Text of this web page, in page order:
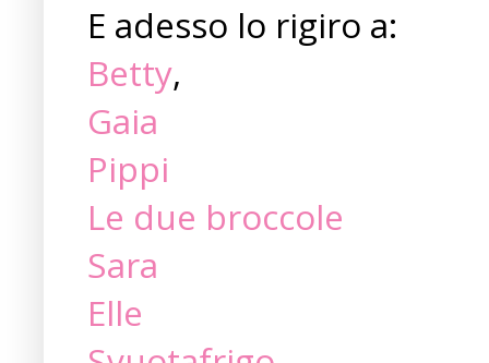
E adesso lo rigiro a:
Betty,
Gaia
Pippi
Le due broccole
Sara
Elle